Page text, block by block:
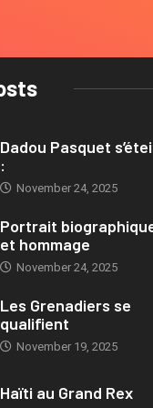
Dadou Pasquet
:
November 24, 2025
Portrait
et hommage
November 24, 2025
Les Grenadiers se
qualifient
November 19, 2025
Haïti au Grand Rex